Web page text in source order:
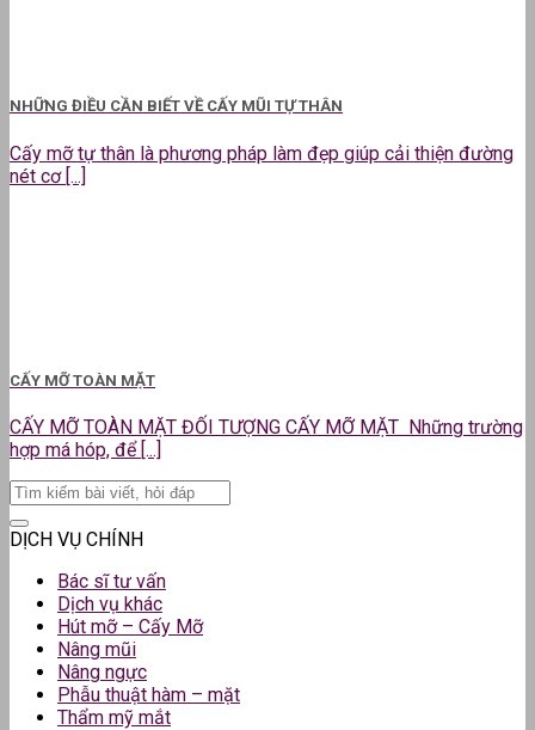
NHỮNG ĐIỀU CẦN BIẾT VỀ CẤY MŨI TỰ THÂN
Cấy mỡ tự thân là phương pháp làm đẹp giúp cải thiện đường
nét cơ [...]
CẤY MỠ TOÀN MẶT
CẤY MỠ TOÀN MẶT ĐỐI TƯỢNG CẤY MỠ MẶT Những trường
hợp má hóp, để [...]
DỊCH VỤ CHÍNH
Bác sĩ tư vấn
Dịch vụ khác
Hút mỡ – Cấy Mỡ
Nâng mũi
Nâng ngực
Phẫu thuật hàm – mặt
Thẩm mỹ mắt